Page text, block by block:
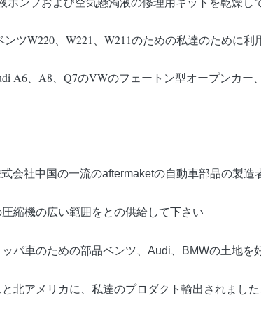
ツW220、W221、W211のための私達のために利
A6、A8、Q7のVWのフェートン型オープンカー
会社中国の一流のaftermaketの自動車部品の製造
縮機の広い範囲をとの供給して下さい
パ車のための部品ベンツ、Audi、BMWの土地を
北アメリカに、私達のプロダクト輸出されました